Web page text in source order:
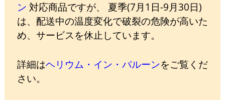
ン 対応商品ですが、 夏季(7月1日-9月30日)
は、配送中の温度変化で破裂の危険が高いた
め、サービスを休止しています。
詳細はヘリウム・イン・バルーンをご覧くだ
さい。